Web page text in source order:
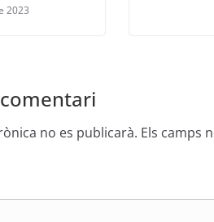
2023
no es publicarà. Els camps